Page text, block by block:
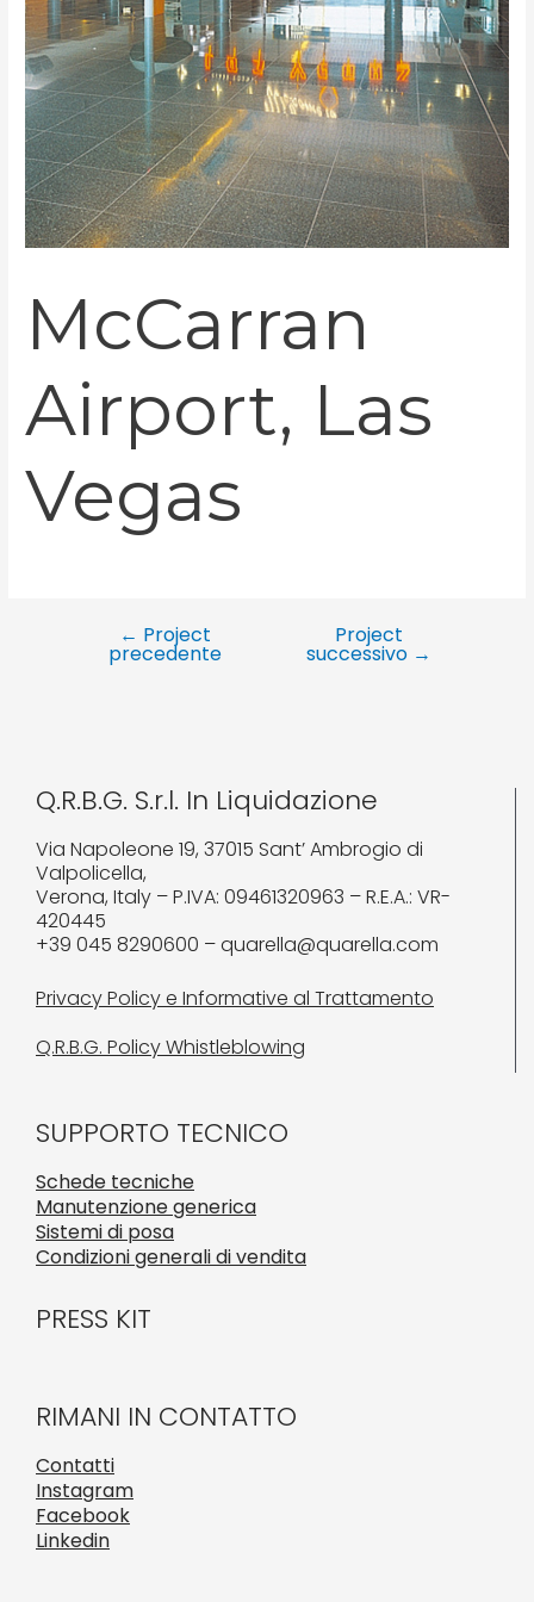
McCarran
Airport, Las
Vegas
← Project
precedente
Project
successivo →
Q.R.B.G. S.r.l. In Liquidazione
Via Napoleone 19, 37015 Sant’ Ambrogio di
Valpolicella,
Verona, Italy – P.IVA: 09461320963 – R.E.A.: VR-
420445
+39 045 8290600 – quarella@quarella.com
Privacy Policy e Informative al Trattamento
Q.R.B.G. Policy Whistleblowing
SUPPORTO TECNICO
Schede tecniche
Manutenzione generica
Sistemi di posa
Condizioni generali di vendita
PRESS KIT
RIMANI IN CONTATTO
Contatti
Instagram
Facebook
Linkedin